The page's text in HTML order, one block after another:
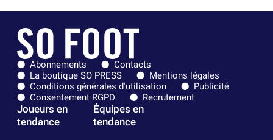
Abonnements
Contacts
La boutique SO PRESS
Mentions légales
Conditions générales d'utilisation
Publicité
Consentement RGPD
Recrutement
Joueurs en
tendance
Équipes en
tendance